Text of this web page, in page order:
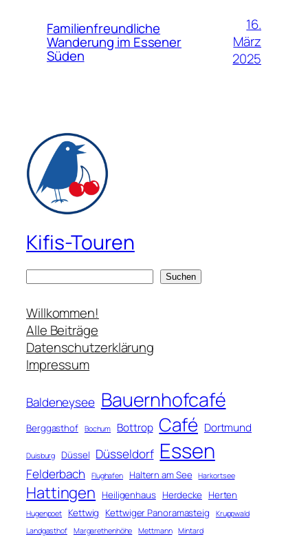
Familienfreundliche
Wanderung im Essener
Süden
16.
März
2025
Kifis-Touren
c
h
e
n
Suchen
Willkommen!
Alle Beiträge
Datenschutzerklärung
Impressum
Baldeneysee Bauernhofcafé
Berggasthof Bochum Bottrop Café Dortmund
Duisburg Düssel Düsseldorf Essen
Felderbach Flughafen Haltern am See Harkortsee
Hattingen Heiligenhaus Herdecke Herten
Hugenpoet Kettwig Kettwiger Panoramasteig
Kruppwald
Landgasthof
Margarethenhöhe Mettmann Mintard